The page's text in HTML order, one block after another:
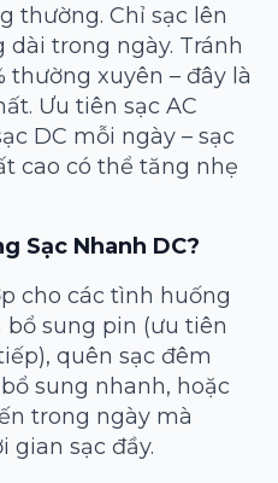
thường. Chỉ sạc lên
dài trong ngày. Tránh
thường xuyên – đây là
Ưu tiên sạc AC
DC mỗi ngày – sạc
cao có thể tăng nhẹ
Sạc Nhanh DC?
cho các tình huống
sung pin (ưu tiên
quên sạc đêm
sung nhanh, hoặc
trong ngày mà
gian sạc đầy.